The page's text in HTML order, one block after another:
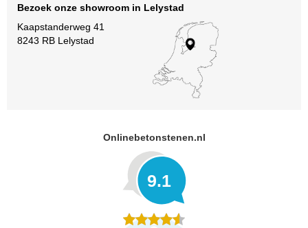
Bezoek onze showroom in Lelystad
Kaapstanderweg 41
8243 RB Lelystad
Onlinebetonstenen.nl
9.1